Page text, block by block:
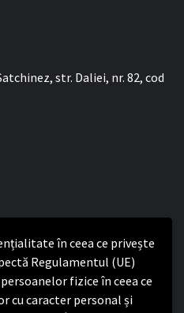
în ceea ce privește
Regulamentul (UE)
fizice în ceea ce
cu caracter personal și
str. Daliei, nr. 82, cod